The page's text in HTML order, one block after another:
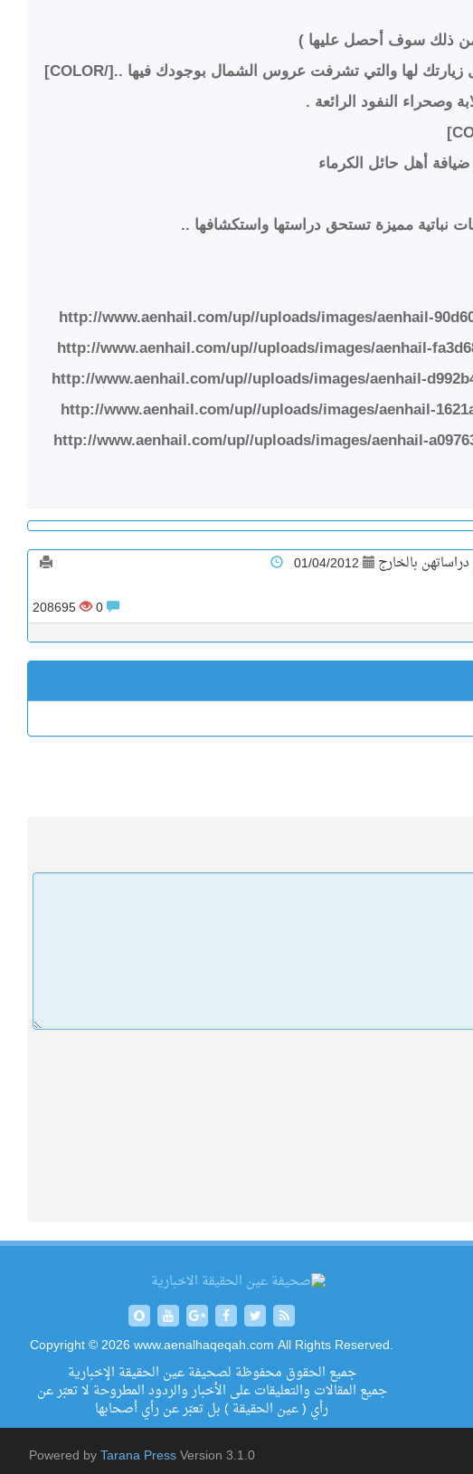
من ذلك سوف أحصل عليها )
وصحراء النفود الرائعة .
أهل حائل الكرماء
نباتية مميزة تستحق دراستها واستكشافها ..
01/04/2012
208695
Copyright © 2026 www.aenalhaqeqah.com All Rights Reserved.
جميع الحقوق محفوظة لصحيفة عين الحقيقة الإخبارية
جميع المقالات والتعليقات على الأخبار والردود المطروحة لا تعبّر عن
رأي ( عين الحقيقة ) بل تعبّر عن رأي أصحابها
Powered byTarana PressVersion 3.1.0